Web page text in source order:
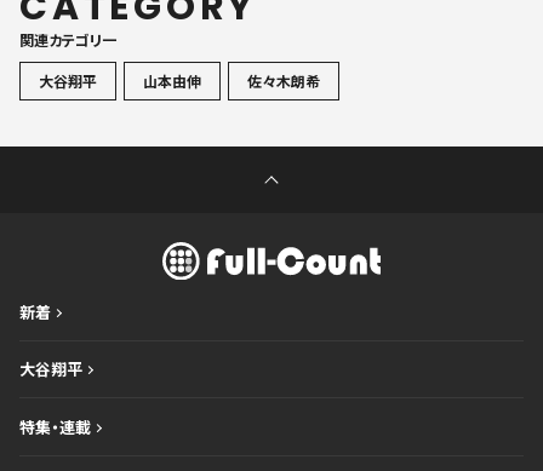
関連カテゴリ一
大谷翔平
山本由伸 佐々木朗希
新着
大谷翔平
特集・連載